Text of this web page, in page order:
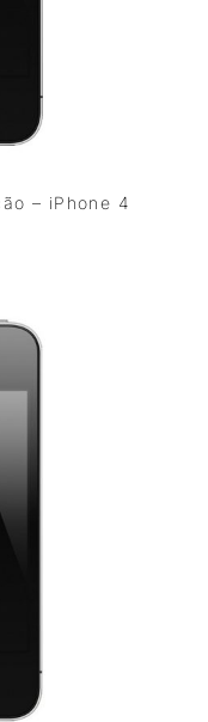
– iPhone 4